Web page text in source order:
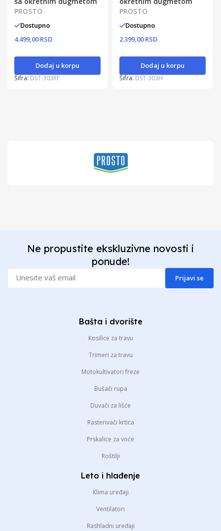
PROSTO
Dostupno
4.499,00 RSD
Dodaj u korpu
Šifra: DST-303RF
PROSTO
Dostupno
2.399,00 RSD
Dodaj u korpu
Šifra: DST-303H
Ne propustite ekskluzivne novosti i
ponude!
Prijavi se
Bašta i dvorište
Kosilice za travu
Trimeri za travu
Motokultivatori freze
Bušači rupa
Duvači za lišće
Rasterivači krtica
Prskalice za voće
Roštilji
Leto i hlađenje
Klima uređaji
Ventilatori
Rashladni uređaji